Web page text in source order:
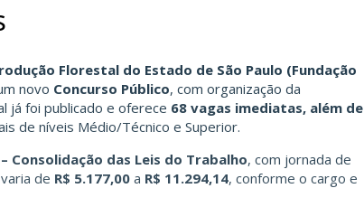
Florestal do Estado de São Paulo (Fundação
novo Concurso Público, com organização da
já foi publicado e oferece 68 vagas imediatas, além de
de níveis Médio/Técnico e Superior.
– Consolidação das Leis do Trabalho, com jornada de
de R$ 5.177,00 a R$ 11.294,14, conforme o cargo e